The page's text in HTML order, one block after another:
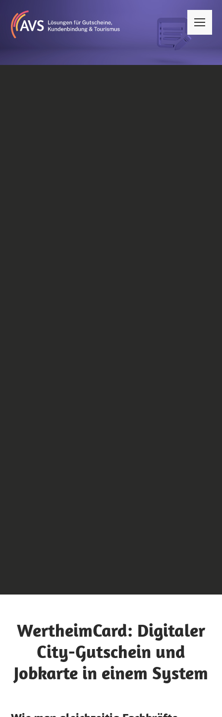
WertheimCard: Digitaler
City-Gutschein und
Jobkarte in einem System